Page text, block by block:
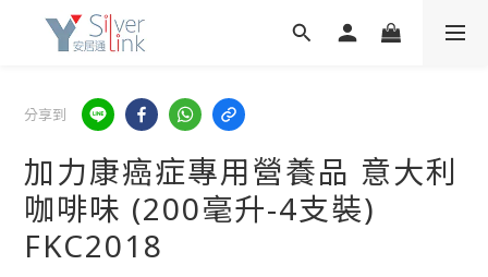
分享到
加力康癌症專用營養品 意大利
咖啡味 (200毫升-4支裝)
FKC2018